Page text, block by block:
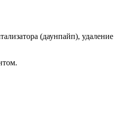
(даунпайп), удаление